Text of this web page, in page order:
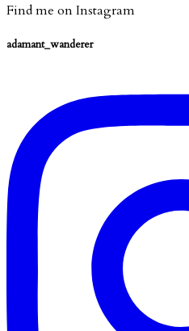
Find me on Instagram
adamant_wanderer